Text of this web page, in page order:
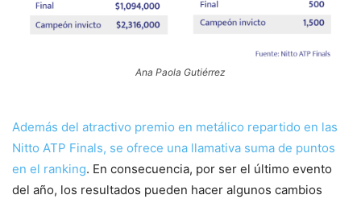
Ana Paola Gutiérrez
Además del atractivo premio en metálico repartido en las
Nitto ATP Finals, se ofrece una llamativa suma de puntos
en el ranking. En consecuencia, por ser el último evento
del año, los resultados pueden hacer algunos cambios